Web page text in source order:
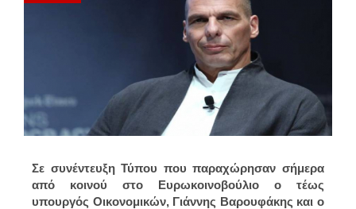
Σε συνέντευξη Τύπου που παραχώρησαν σήμερα
από κοινού στο Ευρωκοινοβούλιο ο τέως
υπουργός Οικονομικών, Γιάννης Βαρουφάκης και ο